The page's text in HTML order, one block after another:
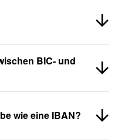
BIC- und
wie eine IBAN?